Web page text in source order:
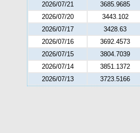
2026/07/21
3685.9685
2026/07/20
3443.102
2026/07/17
3428.63
2026/07/16
3692.4573
2026/07/15
3804.7039
2026/07/14
3851.1372
2026/07/13
3723.5166